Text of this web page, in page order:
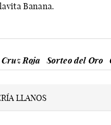
Banana.
Cruz Roja Sorteo del Oro